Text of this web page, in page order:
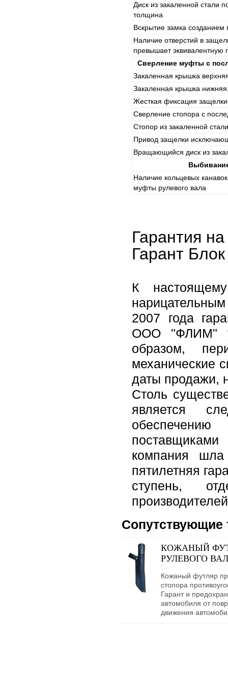
Диск из закаленной стали
толщина
Вскрытие замка созданием
Наличие отверстий в
превышает эквивалентную
Сверление муфты с
Закаленная крышка
Закаленная крышка
Жесткая фиксация
Сверление стопора с
Стопор из закаленной стали
Привод защелки
Вращающийся диск из
Наличие кольцевых
муфты рулевого вала
Гарантия
Гарант
К
2007 года
ООО "ФЛИМ"
образом,
механические
даты продажи,
Столь
является
компания
пятилетняя
ступень,
Сопутствующие
КОЖАНЫЙ
РУЛЕВОГО
Кожаный футляр
стопора
Гарант и
автомобиля от
движения